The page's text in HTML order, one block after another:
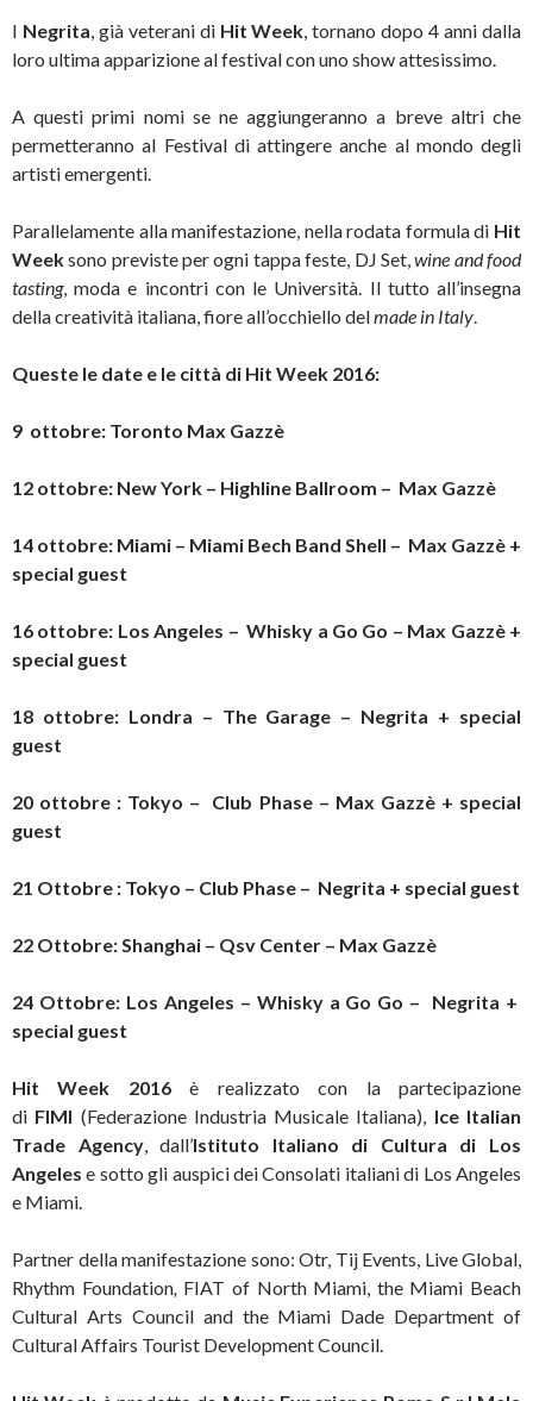
I Negrita , già veterani di Hit Week , tornano dopo 4 anni dalla
loro ultima apparizione al festival con uno show attesissimo.
A questi primi nomi se ne aggiungeranno a breve altri che
permetteranno al Festival di attingere anche al mondo degli
artisti emergenti.
Parallelamente alla manifestazione, nella rodata formula di Hit
Weeksono previste per ogni tappa feste, DJ Set,wine and food
tasting, moda e incontri con le Università. Il tutto all’insegna
della creatività italiana, fiore all’occhiello delmade in Italy
Queste le date e le città di Hit Week 2016:
9 ottobre: Toronto Max Gazzè
12 ottobre: New York – Highline Ballroom – Max Gazzè
14 ottobre: Miami – Miami Bech Band Shell – Max Gazzè +
special guest
16 ottobre: Los Angeles – Whisky a Go Go – Max Gazzè +
special guest
18 ottobre: Londra – The Garage – Negrita + special
guest
20 ottobre : Tokyo – Club Phase – Max Gazzè + special
guest
21 Ottobre : Tokyo – Club Phase – Negrita + special guest
22 Ottobre: Shanghai – Qsv Center – Max Gazzè
24 Ottobre: Los Angeles – Whisky a Go Go – Negrita +
special guest
Hit Week 2016è realizzato con la partecipazione
di FIMI (Federazione Industria Musicale Italiana), Ice Italian
Trade Agency, dall’Istituto Italiano di Cultura di Los
Angeles e sotto gli auspici dei Consolati italiani di Los Angeles
e Miami.
Partner della manifestazione sono: Otr, Tij Events, Live Global,
Rhythm Foundation, FIAT of North Miami, the Miami Beach
Cultural Arts Council and the Miami Dade Department of
Cultural Affairs Tourist Development Council.